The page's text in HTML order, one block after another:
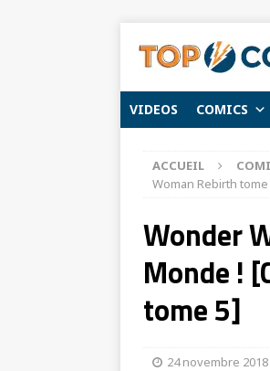
VIDEOS COMICS
ACCUEIL
Woman Rebirth tome
Wonder
Monde !
tome 5]
24 novembre 2018